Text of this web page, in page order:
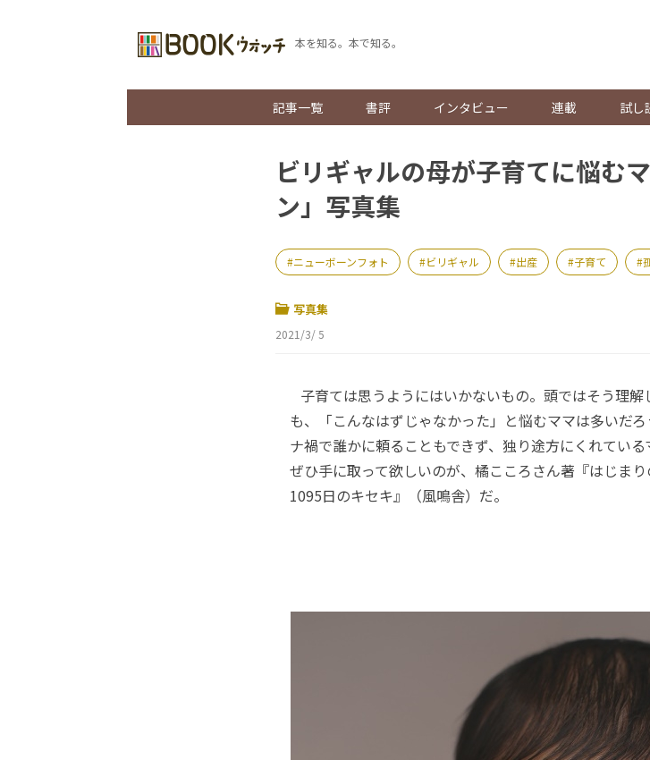
本を知る。本で知る。
記事一覧 書評 インタビュー 連載 試し
ビリギャルの母が子育てに悩む
ン」写真集
ニューボーンフォト ビリギャル 出産 子育て
写真集
2021/3/ 5
子育ては思うようにはいかないもの。頭ではそう理解
も、「こんなはずじゃなかった」と悩むママは多いだろ
ナ禍で誰かに頼ることもできず、独り途方にくれている
ぜひ手に取って欲しいのが、橘こころさん著『はじま
1095日のキセキ』（風鳴舎）だ。